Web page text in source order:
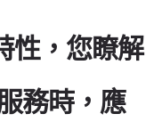
性，您瞭解
務時，應